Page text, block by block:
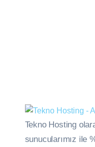
Tekno Hosting
sunucularımız ile